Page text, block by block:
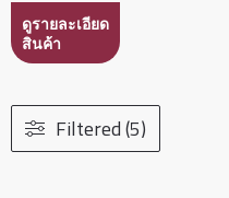
ดูรายละเอียด
สินค้า
Filtered (5)